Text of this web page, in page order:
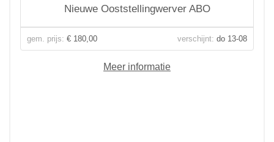
Nieuwe Ooststellingwerver ABO
gem. prijs: € 180,00 verschijnt: do 13-08
Meer informatie